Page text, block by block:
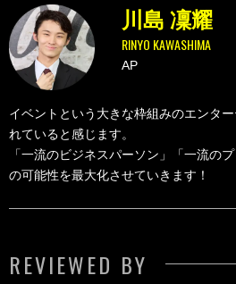
RINYO KAWASHIMA
川島 凜耀
AP
イベントという大きな枠組みのエンタ
れていると感じます。
「一流のビジネスパーソン」「一流の
の可能性を最大化させていきます！
REVIEWED BY